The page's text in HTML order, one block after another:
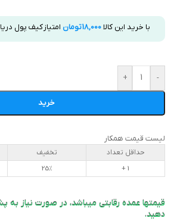
با خرید این کالا18,000تومان امتیاز کیف پول
-
+
خرید
لیست قیمت همکار
حداقل تعداد تخفیف
1 +
25%
قیمتها عمده رقابتی میباشد، در صورت نیاز به
دهید.